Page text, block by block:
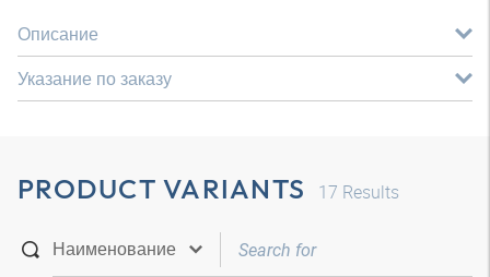
Описание
Указание по заказу
PRODUCT VARIANTS 17 Results